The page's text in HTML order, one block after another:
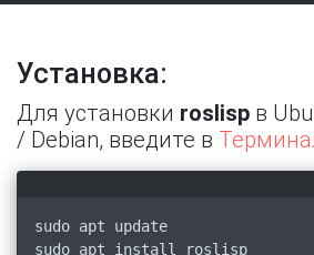
Установка:
Для установки roslisp в
/ Debian, введите в
sudo apt update
sudo apt install roslisp